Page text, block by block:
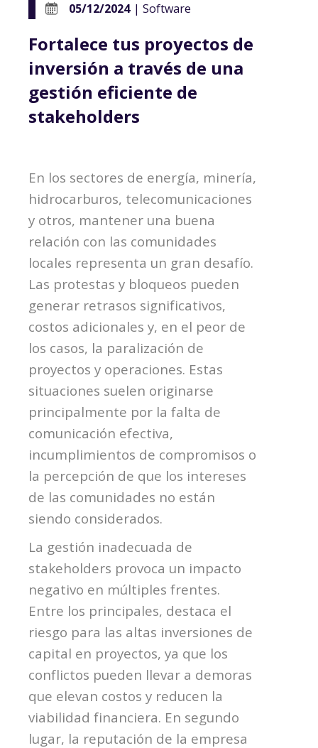
05/12/2024 | Software
Fortalece tus proyectos de
inversión a través de una
gestión eficiente de
stakeholders
En los sectores de energía, minería,
hidrocarburos, telecomunicaciones
y otros, mantener una buena
relación con las comunidades
locales representa un gran desafío.
Las protestas y bloqueos pueden
generar retrasos significativos,
costos adicionales y, en el peor de
los casos, la paralización de
proyectos y operaciones. Estas
situaciones suelen originarse
principalmente por la falta de
comunicación efectiva,
incumplimientos de compromisos o
la percepción de que los intereses
de las comunidades no están
siendo considerados.
La gestión inadecuada de
stakeholders provoca un impacto
negativo en múltiples frentes.
Entre los principales, destaca el
riesgo para las altas inversiones de
capital en proyectos, ya que los
conflictos pueden llevar a demoras
que elevan costos y reducen la
viabilidad financiera. En segundo
lugar, la reputación de la empresa